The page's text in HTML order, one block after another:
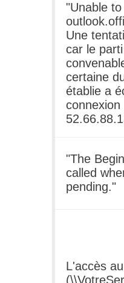
"Unable
Une
car le
certaine
établie a
connexion
"The
called
pending."
L'accès